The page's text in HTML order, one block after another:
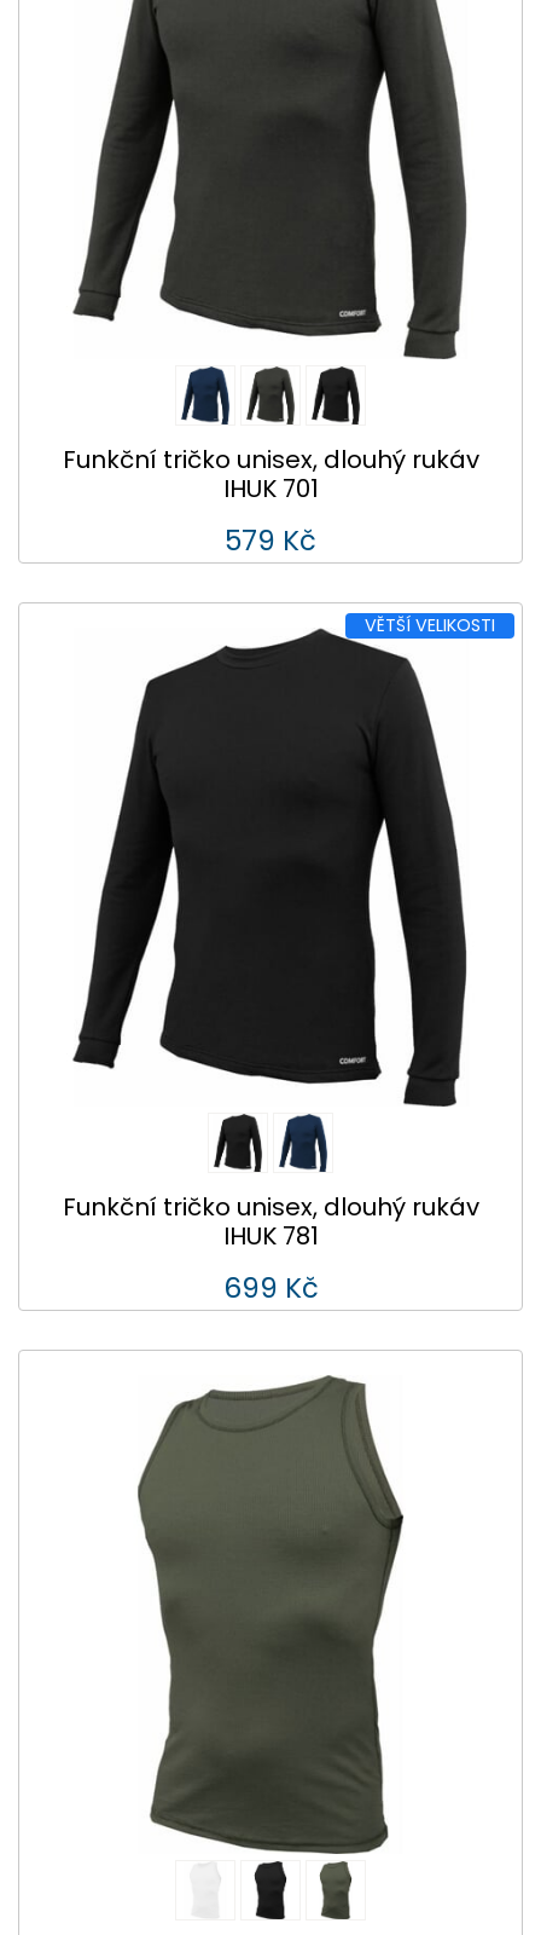
Funkční tričko unisex, dlouhý rukáv
IHUK 701
579 Kč
VĚTŠÍ VELIKOSTI
Funkční tričko unisex, dlouhý rukáv
IHUK 781
699 Kč